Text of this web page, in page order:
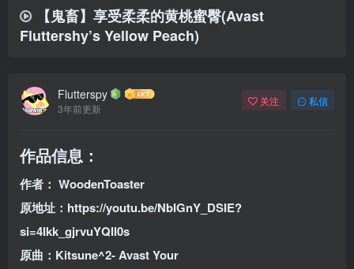
【鬼畜】享受柔柔的黄桃蜜臀(Avast
Fluttershy’s Yellow Peach)
Flutterspy
3年前更新
关注 私信
作品信息：
作者： WoodenToaster
原地址：https://youtu.be/NbIGnY_DSIE?
si=4Ikk_gjrvuYQII0s
原曲：Kitsune^2- Avast Your